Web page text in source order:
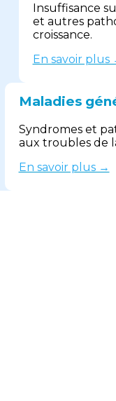
Insuffisance
et autres
croissance.
En savoir plus
Maladies
Syndromes et
aux troubles de
En savoir plus →